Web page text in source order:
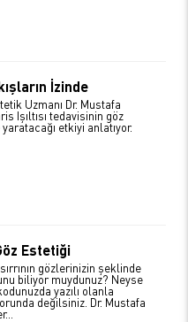
İzinde
Uzmanı Dr. Mustafa
Işıltısı tedavisinin göz
etkiyi anlatıyor.
Estetiği
gözlerinizin şeklinde
biliyor muydunuz? Neyse
yazılı olanla
değilsiniz. Dr. Mustafa